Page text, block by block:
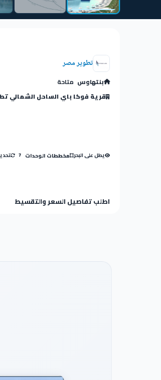
تطوير مصر
بنتهاوس متاحة
قرية فوكا باي الساحل الشمالي
يطل على البحر مخططات الوحدات 7
اطلب تفاصيل السعر والتقسيط